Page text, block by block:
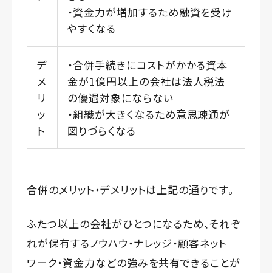
・資金力が増加するため融資を受け
やすくなる
デ
メ
リ
ッ
ト
・合併手続きにコストがかかる資本
金が1億円以上の会社は法人税法
の優遇対象にならない
・組織が大きくなるため意思疎通が
図りづらくなる
合併のメリット・デメリットは上記の通りです。
ふたつ以上の会社がひとつになるため、それぞ
れが保有するノウハウ・ナレッジ・顧客ネット
ワーク・資金力などの強みを共有できることが